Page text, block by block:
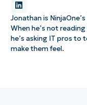
Jonathan is
When he’s not
he’s asking IT pros to
make them feel.